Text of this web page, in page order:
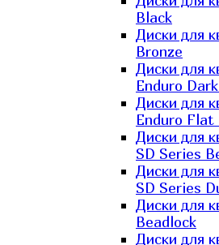
Black
Диски для
Bronze
Диски для
Enduro
Диски для
Enduro Flat
Диски для
SD Series
Диски для
SD Series
Диски для
Beadlock
Диски для